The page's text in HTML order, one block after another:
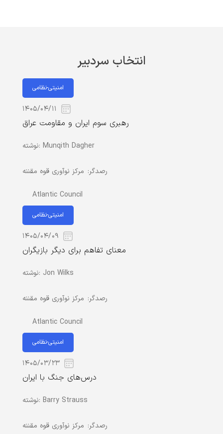
انتخاب سردبیر
امنیتی-نظامی
۱۴۰۵/۰۴/۱۱
رهبری سوم ایران و مقاومت عراق
نوشته: Munqith Dagher
رصدگر: مرکز نوآوری قوه مقننه
Atlantic Council
امنیتی-نظامی
۱۴۰۵/۰۴/۰۹
معنای تفاهم برای دیگر بازیگران
نوشته: Jon Wilks
رصدگر: مرکز نوآوری قوه مقننه
Atlantic Council
امنیتی-نظامی
۱۴۰۵/۰۳/۲۳
درس‌های جنگ با ایران
نوشته: Barry Strauss
رصدگر: مرکز نوآوری قوه مقننه